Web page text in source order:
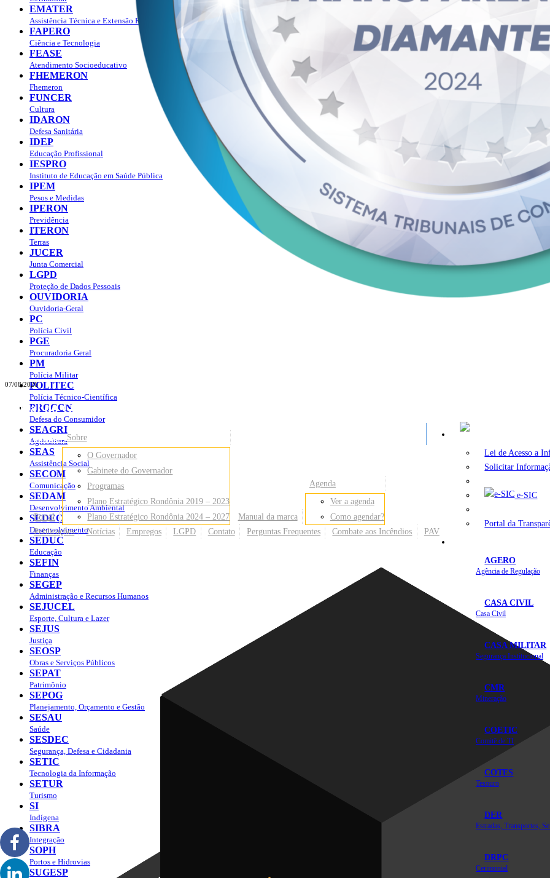
07/08/2026
Portal do Governo do
Governode Rondônia
Lei de Acesso a
Solicitar
e-SIC
Portal da
AGERO
Agência de Regulação
CASA CIVIL
Casa Civil
CASA MILITAR
Segurança Institucional
CMR
Mineração
COETIC
Comitê de TI
COTES
Tesouro
DER
DRPC
Cerimonial
Portal
Sobre
O Governador
Gabinete do Governador
Programas
Plano Estratégico Rondônia 2019 – 2023
Plano Estratégico Rondônia 2024 – 2027
Manual da marca
Agenda
Ver a agenda
Como agendar?
Publicações
Notícias Empregos LGPD Contato Perguntas Frequentes Combate aos Incêndios PAV
EMATER
Assistência Técnica e Extensão Rural
FAPERO
Ciência e Tecnologia
FEASE
Atendimento Socioeducativo
FHEMERON
Fhemeron
FUNCER
Cultura
IDARON
Defesa Sanitária
IDEP
Educação Profissional
IESPRO
Instituto de Educação em Saúde Pública
IPEM
Pesos e Medidas
IPERON
Previdência
ITERON
Terras
JUCER
Junta Comercial
LGPD
Proteção de Dados Pessoais
OUVIDORIA
Ouvidoria-Geral
PC
Polícia Civil
PGE
Procuradoria Geral
PM
Polícia Militar
POLITEC
Polícia Técnico-Científica
PROCON
Defesa do Consumidor
SEAGRI
Agricultura
SEAS
Assistência Social
SECOM
Comunicação
SEDAM
Desenvolvimento Ambiental
SEDEC
Desenvolvimento
SEDUC
Educação
SEFIN
Finanças
SEGEP
Administração e Recursos Humanos
SEJUCEL
Esporte, Cultura e Lazer
SEJUS
Justiça
SEOSP
Obras e Serviços Públicos
SEPAT
Patrimônio
SEPOG
Planejamento, Orçamento e Gestão
SESAU
Saúde
SESDEC
Segurança, Defesa e Cidadania
SETIC
Tecnologia da Informação
SETUR
Turismo
SI
Indígena
SIBRA
Integração
SOPH
Portos e Hidrovias
SUGESP